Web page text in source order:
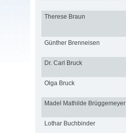
Therese Braun
Günther Brenneisen
Dr. Carl Bruck
Olga Bruck
Madel Mathilde Brüggemeyer
Lothar Buchbinder